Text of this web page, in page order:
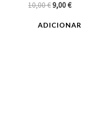
10,00€9,00€
ADICIONAR